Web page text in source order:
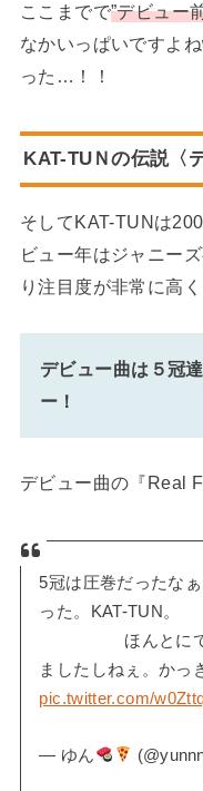
ここまでで”デビュー
なかいっぱいですよ
った…！！
KAT-TUＮの伝説〈
そしてKAT-TUNは
ビュー年はジャニー
り注目度が非常に高
デビュー曲は５冠
ー！
デビュー曲の『Real
5冠は圧巻だったな
った。KAT-TUN。
ほんとにてっぺ
ましたしねぇ。かっ
pic.twitter.com/
— ゆん